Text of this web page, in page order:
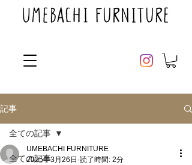
記事
全ての記事
全ての記事
UMEBACHI FURNITURE
2025年3月26日 読了時間: 2分